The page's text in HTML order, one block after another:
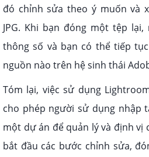
đó chỉnh sửa theo ý muốn và
JPG. Khi bạn đóng một tệp
thông số và bạn có thể tiếp
nguồn nào trên hệ sinh thái
Tóm lại, việc sử dụng
cho phép người sử dụng nhập
một dự án để quản lý và định vị
bắt đầu các bước chỉnh sửa,